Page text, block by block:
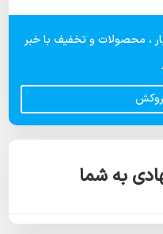
، محصولات و تخفیف با خبر
روکش
به شما